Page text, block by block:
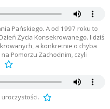
Pańskiego. A od 1997 roku to
Życia Konsekrowanego. I dziś
a konkretnie o chyba
Pomorzu Zachodnim, czyli